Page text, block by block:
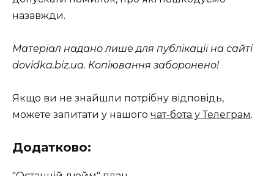
назавжди.
Матеріал надано лише для публікації на сайті
dovidka.biz.ua. Копіювання заборонено!
Якщо ви не знайшли потрібну відповідь,
можете запитати у нашого чат-бота у Телеграм.
Додатково: